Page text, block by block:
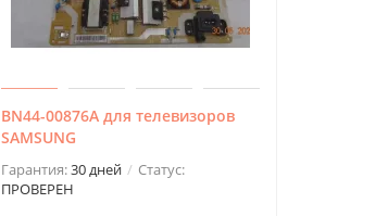
BN44-00876A для телевизоров
SAMSUNG
Гарантия:30 дней
Статус:
ПРОВЕРЕН